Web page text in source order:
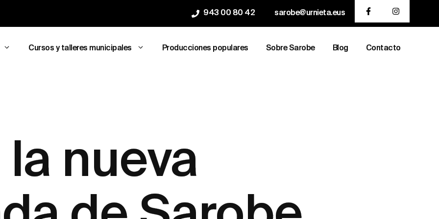
943 00 80 42 sarobe@urnieta.eus
Cursos y talleres municipales Producciones populares Sobre Sarobe Blog Contacto
la nueva